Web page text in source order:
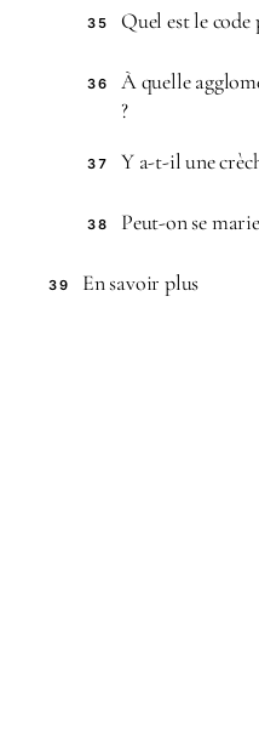
35 Quel est le code
36
À quelle
?
37 Y a-t-il une
38 Peut-on se
39 En savoir plus